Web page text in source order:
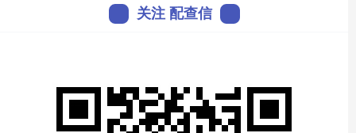
关注 配查信